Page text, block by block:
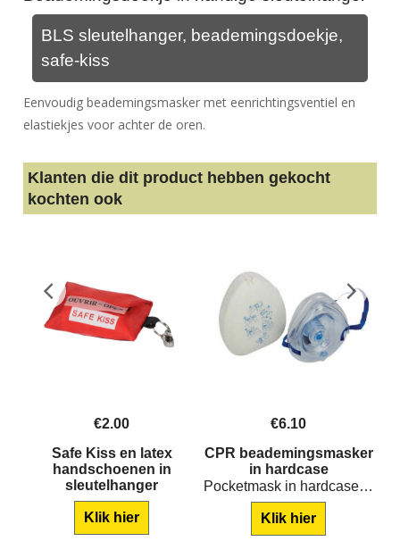
BLS sleutelhanger, beademingsdoekje,
safe-kiss
Eenvoudig beademingsmasker met eenrichtingsventiel en
elastiekjes voor achter de oren.
Klanten die dit product hebben gekocht
kochten ook
€2.00
Safe Kiss en latex
handschoenen in
sleutelhanger
Klik hier
€6.10
CPR beademingsmasker
in hardcase
Pocketmask in hardcase doosje
Klik hier